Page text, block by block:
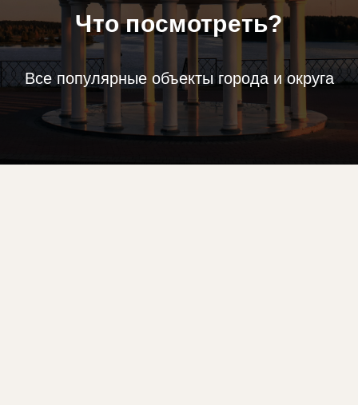
Что посмотреть?
Все популярные объекты города и округа